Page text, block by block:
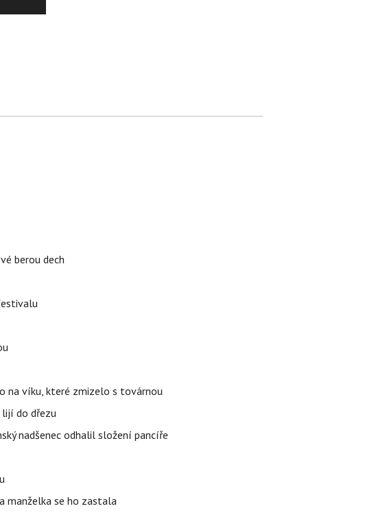
berou dech
na víku, které zmizelo s továrnou
lijí do dřezu
nadšenec odhalil složení pancíře
manželka se ho zastala